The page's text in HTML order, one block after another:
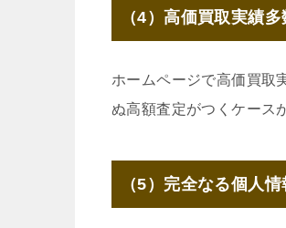
（4）高価買取実績多
ホームページで高価買取
ぬ高額査定がつくケース
（5）完全なる個人